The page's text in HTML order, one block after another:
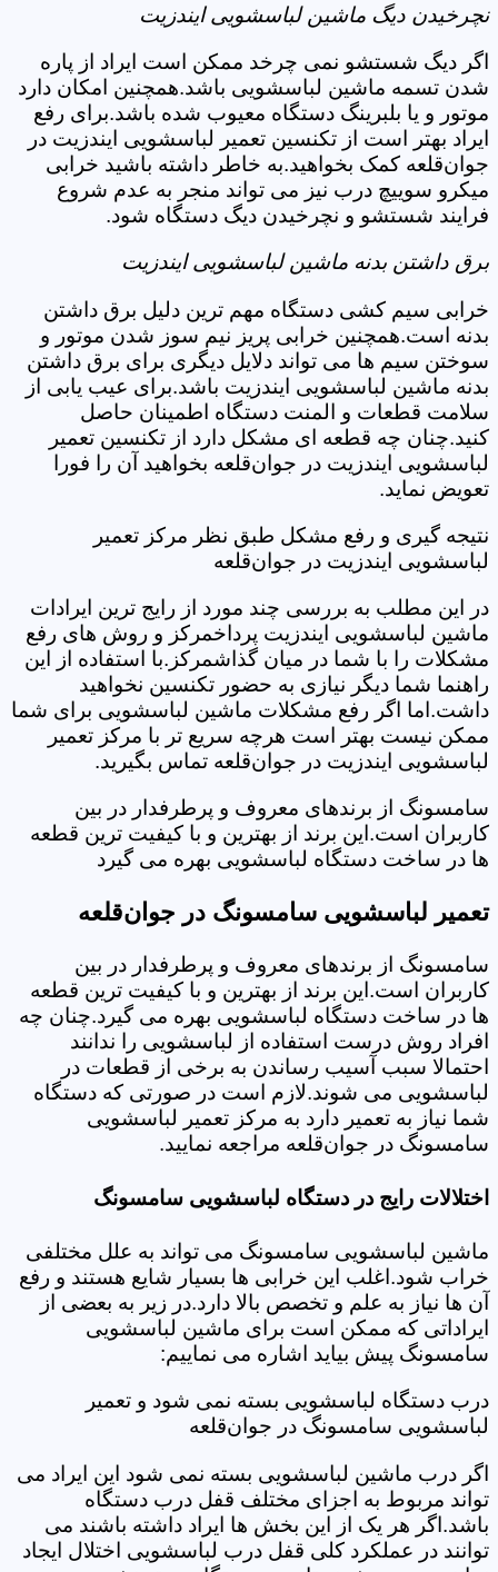
نچرخیدن دیگ ماشین لباسشویی ایندزیت
اگر دیگ شستشو نمی چرخد ممکن است ایراد از پاره
شدن تسمه ماشین لباسشویی باشد.همچنین امکان دارد
موتور و یا بلبرینگ دستگاه معیوب شده باشد.برای رفع
ایراد بهتر است از تکنسین تعمیر لباسشویی ایندزیت در
جوان‌قلعه کمک بخواهید.به خاطر داشته باشید خرابی
میکرو سوییچ درب نیز می تواند منجر به عدم شروع
فرایند شستشو و نچرخیدن دیگ دستگاه شود.
برق داشتن بدنه ماشین لباسشویی ایندزیت
خرابی سیم کشی دستگاه مهم ترین دلیل برق داشتن
بدنه است.همچنین خرابی پریز نیم سوز شدن موتور و
سوختن سیم ها می تواند دلایل دیگری برای برق داشتن
بدنه ماشین لباسشویی ایندزیت باشد.برای عیب یابی از
سلامت قطعات و المنت دستگاه اطمینان حاصل
کنید.چنان چه قطعه ای مشکل دارد از تکنسین تعمیر
لباسشویی ایندزیت در جوان‌قلعه بخواهید آن را فورا
تعویض نماید.
نتیجه گیری و رفع مشکل طبق نظر مرکز تعمیر
لباسشویی ایندزیت در جوان‌قلعه
در این مطلب به بررسی چند مورد از رایج ترین ایرادات
ماشین لباسشویی ایندزیت پرداخمرکز و روش های رفع
مشکلات را با شما در میان گذاشمرکز.با استفاده از این
راهنما شما دیگر نیازی به حضور تکنسین نخواهید
داشت.اما اگر رفع مشکلات ماشین لباسشویی برای شما
ممکن نیست بهتر است هرچه سریع تر با مرکز تعمیر
لباسشویی ایندزیت در جوان‌قلعه تماس بگیرید.
سامسونگ از برندهای معروف و پرطرفدار در بین
کاربران است.این برند از بهترین و با کیفیت ترین قطعه
ها در ساخت دستگاه لباسشویی بهره می گیرد
تعمیر لباسشویی سامسونگ در جوان‌قلعه
سامسونگ از برندهای معروف و پرطرفدار در بین
کاربران است.این برند از بهترین و با کیفیت ترین قطعه
ها در ساخت دستگاه لباسشویی بهره می گیرد.چنان چه
افراد روش درست استفاده از لباسشویی را ندانند
احتمالا سبب آسیب رساندن به برخی از قطعات در
لباسشویی می شوند.لازم است در صورتی که دستگاه
شما نیاز به تعمیر دارد به مرکز تعمیر لباسشویی
سامسونگ در جوان‌قلعه مراجعه نمایید.
اختلالات رایج در دستگاه لباسشویی سامسونگ
ماشین لباسشویی سامسونگ می تواند به علل مختلفی
خراب شود.اغلب این خرابی ها بسیار شایع هستند و رفع
آن ها نیاز به علم و تخصص بالا دارد.در زیر به بعضی از
ایراداتی که ممکن است برای ماشین لباسشویی
سامسونگ پیش بیاید اشاره می نماییم:
درب دستگاه لباسشویی بسته نمی شود و تعمیر
لباسشویی سامسونگ در جوان‌قلعه
اگر درب ماشین لباسشویی بسته نمی شود این ایراد می
تواند مربوط به اجزای مختلف قفل درب دستگاه
باشد.اگر هر یک از این بخش ها ایراد داشته باشند می
توانند در عملکرد کلی قفل درب لباسشویی اختلال ایجاد